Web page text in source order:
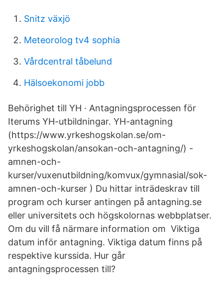
Snitz växjö
Meteorolog tv4 sophia
Vårdcentral tåbelund
Hälsoekonomi jobb
Behörighet till YH · Antagningsprocessen för
Iterums YH-utbildningar. YH-antagning
(https://www.yrkeshogskolan.se/om-
yrkeshogskolan/ansokan-och-antagning/) -
amnen-och-
kurser/vuxenutbildning/komvux/gymnasial/sok-
amnen-och-kurser ) Du hittar inträdeskrav till
program och kurser antingen på antagning.se
eller universitets och högskolornas webbplatser.
Om du vill få närmare information om Viktiga
datum inför antagning. Viktiga datum finns på
respektive kurssida. Hur går
antagningsprocessen till?